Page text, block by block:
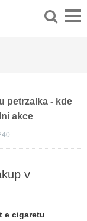
petrzalka - kde
akce
v
e cigaretu